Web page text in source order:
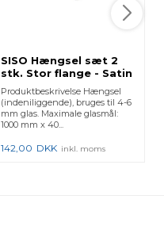
SISO Hængsel sæt 2
stk. Stor flange - Satin
Produktbeskrivelse Hængsel
(indeniliggende), bruges til 4-6
mm glas. Maximale glasmål:
1000 mm x 40...
142,00 DKK inkl. moms